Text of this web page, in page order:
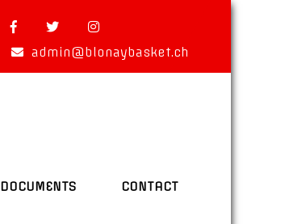
admin@blonaybasket.ch
DOCUMENTS CONTACT